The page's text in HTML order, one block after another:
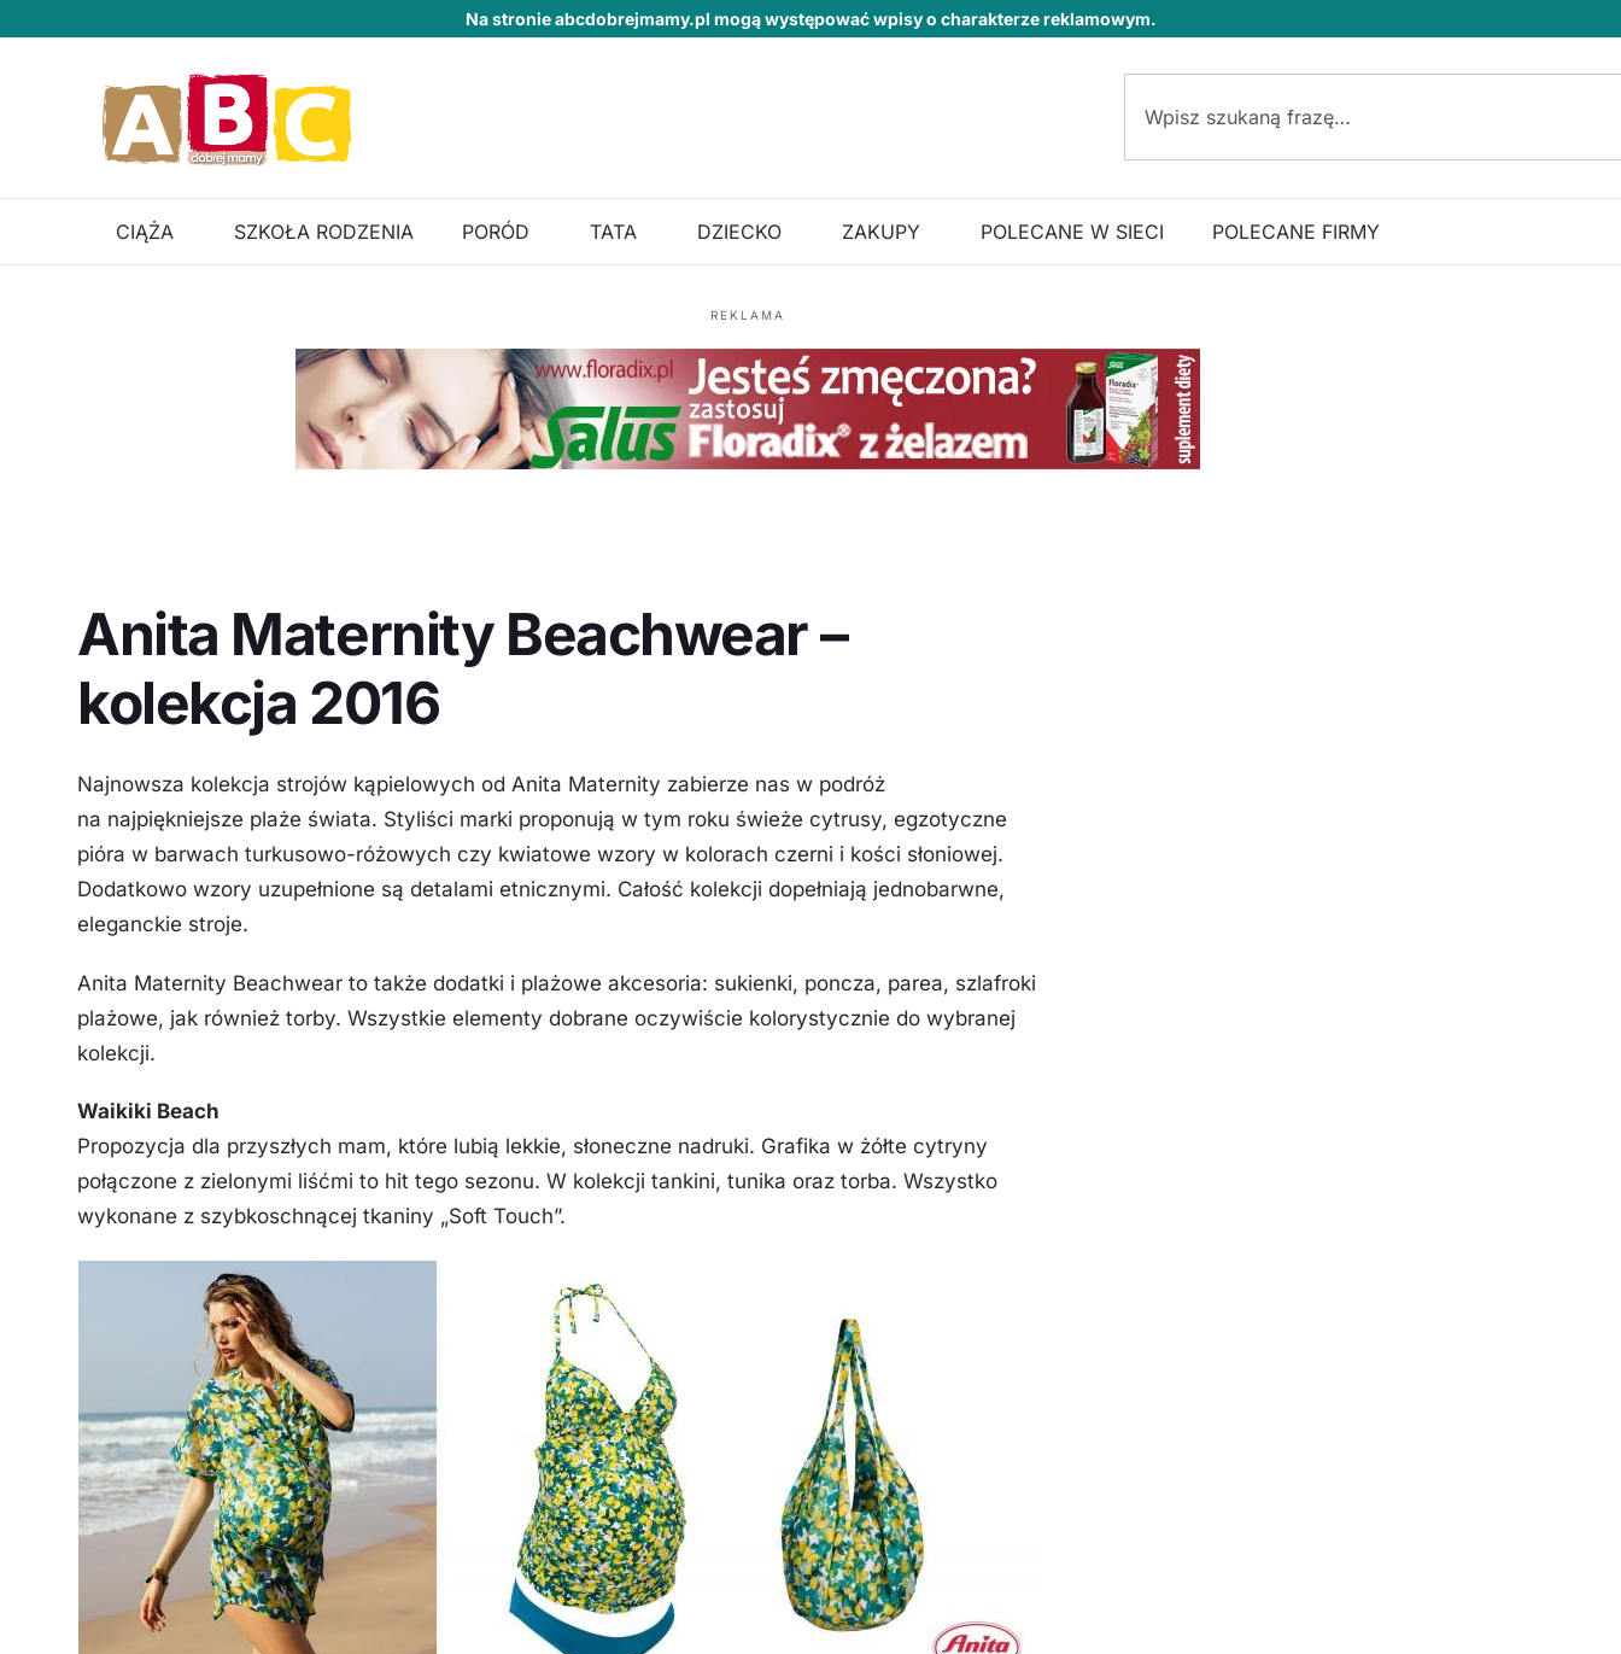
Na stronie abcdobrejmamy.pl mogą występować wpisy o charakterze reklamowym.
CIĄŻA SZKOŁA RODZENIA PORÓD TATA DZIECKO ZAKUPY POLECANE W SIECI POLECANE FIRMY
REKLAMA
Anita Maternity Beachwear –
kolekcja 2016
Najnowsza kolekcja strojów kąpielowych od Anita Maternity zabierze nas w podróż
na najpiękniejsze plaże świata. Styliści marki proponują w tym roku świeże cytrusy, egzotyczne
pióra w barwach turkusowo-różowych czy kwiatowe wzory w kolorach czerni i kości słoniowej.
Dodatkowo wzory uzupełnione są detalami etnicznymi. Całość kolekcji dopełniają jednobarwne,
eleganckie stroje.
Anita Maternity Beachwear to także dodatki i plażowe akcesoria: sukienki, poncza, parea, szlafroki
plażowe, jak również torby. Wszystkie elementy dobrane oczywiście kolorystycznie do wybranej
kolekcji.
Waikiki Beach
Propozycja dla przyszłych mam, które lubią lekkie, słoneczne nadruki. Grafika w żółte cytryny
połączone z zielonymi liśćmi to hit tego sezonu. W kolekcji tankini, tunika oraz torba. Wszystko
wykonane z szybkoschnącej tkaniny „Soft Touch”.